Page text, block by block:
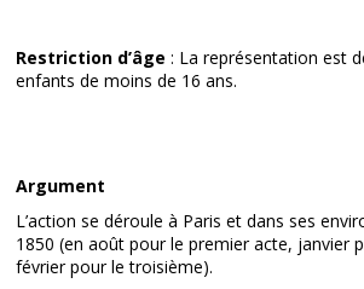
Restriction d’âge : La représentation est
enfants de moins de 16 ans.
Argument
L’action se déroule à Paris et dans ses
1850 (en août pour le premier acte, janvier
février pour le troisième).